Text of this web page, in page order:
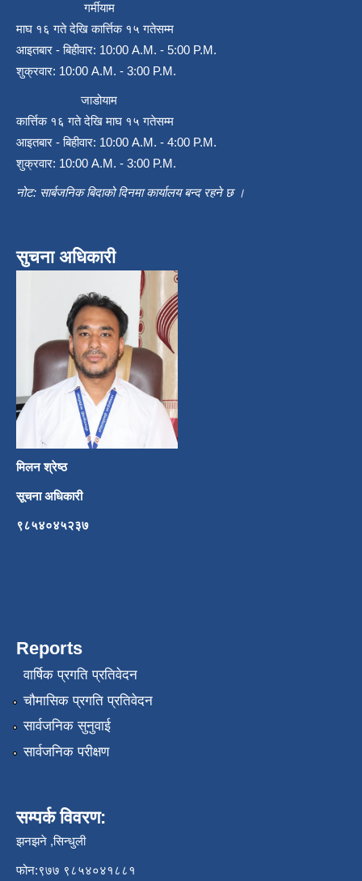
गर्मीयाम
माघ १६ गते देखि कार्त्तिक १५ गतेसम्म
आइतबार - बिहीवार: 10:00 A.M. - 5:00 P.M.
शुक्रवार: 10:00 A.M. - 3:00 P.M.
जाडोयाम
कार्त्तिक १६ गते देखि माघ १५ गतेसम्म
आइतबार - बिहीवार: 10:00 A.M. - 4:00 P.M.
शुक्रवार: 10:00 A.M. - 3:00 P.M.
नोट: सार्बजनिक बिदाको दिनमा कार्यालय बन्द रहने छ ।
सुचना अधिकारी
मिलन श्रेष्ठ
सूचना अधिकारी
९८५४०४५२३७
Reports
वार्षिक प्रगति प्रतिवेदन
चौमासिक प्रगति प्रतिवेदन
सार्वजनिक सुनुवाई
सार्वजनिक परीक्षण
सम्पर्क विवरण:
झनझने ,सिन्धुली
फोन:९७७ ९८५४०४१८८१